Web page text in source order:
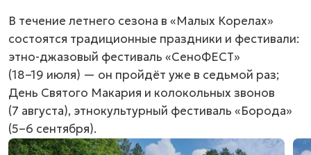
В течение летнего сезона в «Малых Корелах»
состоятся традиционные праздники и фестивали:
этно-джазовый фестиваль «СеноФЕСТ»
(18–19 июля) — он пройдёт уже в седьмой раз;
День Святого Макария и колокольных звонов
(7 августа), этнокультурный фестиваль «Борода»
(5–6 сентября).